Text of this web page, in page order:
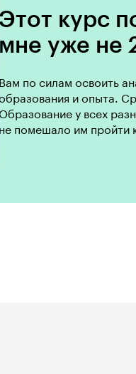
Этот курс
мне уже не
Вам по силам освоить
и опыта.
Образование у всех
не помешало им пройти